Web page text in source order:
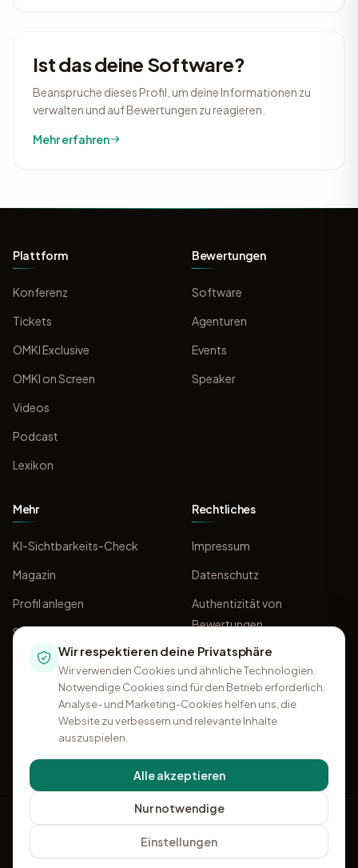
Ist das deine Software?
Beanspruche dieses Profil, um deine Informationen zu
verwalten und auf Bewertungen zu reagieren.
Mehr erfahren
Plattform
Konferenz
Tickets
OMKI Exclusive
OMKI on Screen
Videos
Podcast
Lexikon
Bewertungen
Software
Agenturen
Events
Speaker
Mehr
KI-Sichtbarkeits-Check
Magazin
Profil anlegen
Sponsoring
Rechtliches
Impressum
Datenschutz
Authentizität von
Bewertungen
AGB
OMKI
+49 541 96 32 50 96 ·
Kontakt
Ein Projekt vonThink11
Wir respektieren deine Privatsphäre
Wir verwenden Cookies und ähnliche Technologien.
Notwendige Cookies sind für den Betrieb erforderlich.
Analyse- und Marketing-Cookies helfen uns, die
Website zu verbessern und relevante Inhalte
auszuspielen.
Alle akzeptieren
Nur notwendige
Einstellungen